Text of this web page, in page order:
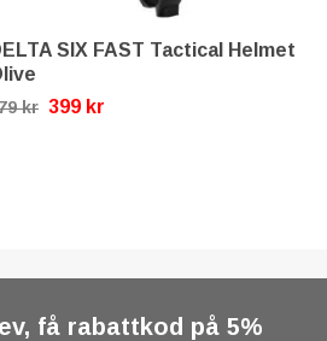
SIX FAST Tactical Helmet
kr 399 kr
få rabattkod på 5%